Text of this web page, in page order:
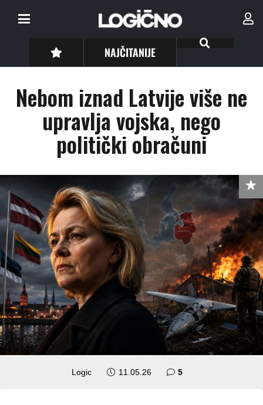
NAJČITANIJE
Nebom iznad Latvije više ne
upravlja vojska, nego
politički obračuni
Logic 11.05.26 5komentara